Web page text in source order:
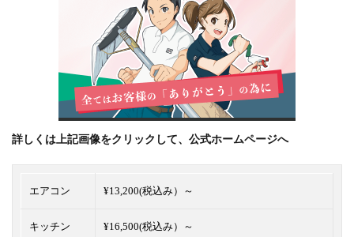
詳しくは上記画像をクリックして、公式ホームページへ
エアコン ¥13,200(税込み）～
キッチン ¥16,500(税込み）～